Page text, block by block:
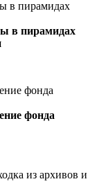
в пирамидах
фонда